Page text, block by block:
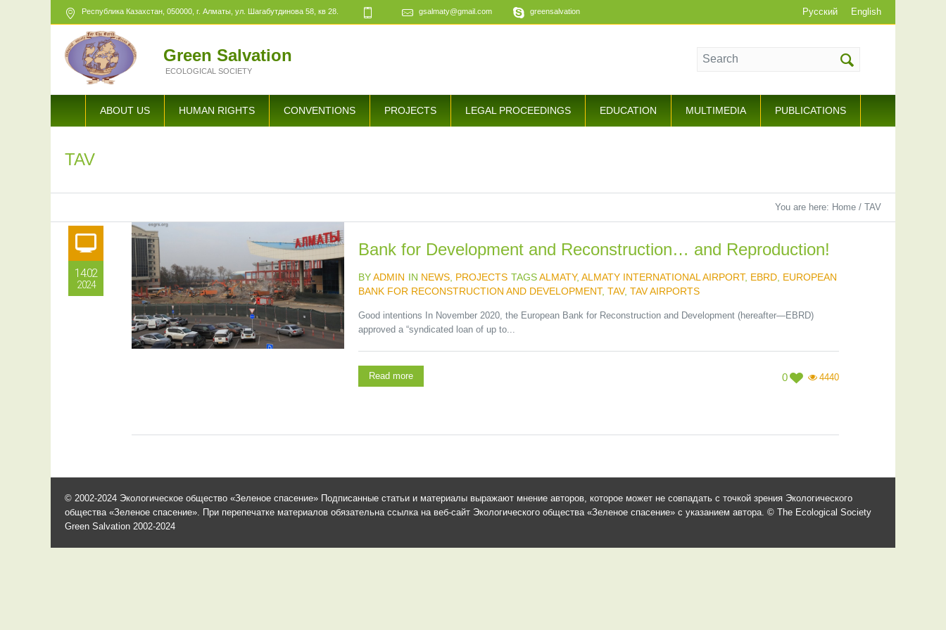
Русский English
Республика Казахстан, 050000, г. Алматы, ул. Шагабутдинова 58, кв 28. gsalmaty@gmail.com greensalvation
Green Salvation
ECOLOGICAL SOCIETY
ABOUT US HUMAN RIGHTS CONVENTIONS PROJECTS LEGAL PROCEEDINGS EDUCATION MULTIMEDIA PUBLICATIONS
TAV
You are here: Home / TAV
14.02
2024
Bank for Development and Reconstruction… and Reproduction!
BYADMIN IN NEWS, PROJECTS TAGSALMATY, ALMATY INTERNATIONAL AIRPORT, EBRD, EUROPEAN
BANK FOR RECONSTRUCTION AND DEVELOPMENT, TAV, TAV AIRPORTS
Good intentions In November 2020, the European Bank for Reconstruction and Development (hereafter—EBRD)
approved a “syndicated loan of up to...
0 4440
Read more
© 2002-2024 Экологическое общество «Зеленое спасение» Подписанные статьи и материалы выражают мнение авторов, которое может не совпадать с точкой зрения Экологического
общества «Зеленое спасение». При перепечатке материалов обязательна ссылка на веб-сайт Экологического общества «Зеленое спасение» с указанием автора. © The Ecological Society
Green Salvation 2002-2024